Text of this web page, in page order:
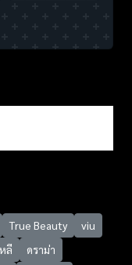
True Beauty
viu
ลี
ดราม่า